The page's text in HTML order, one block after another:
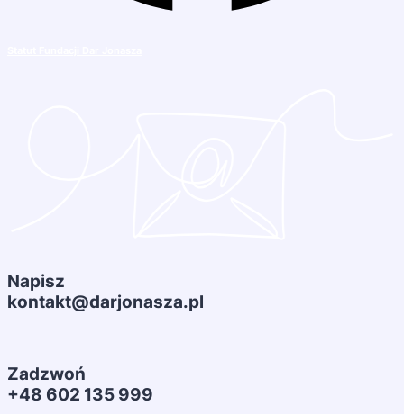
Napisz
kontakt@darjonasza.pl
Zadzwoń
+48 602 135 999